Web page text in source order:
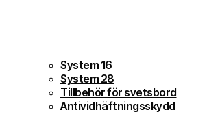
System 16
System 28
Tillbehör för svetsbord
Antividhäftningsskydd